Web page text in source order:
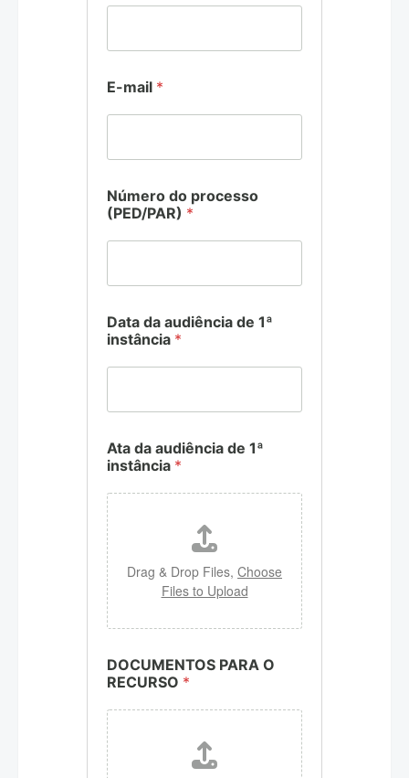
u
s
2
E-mail *
Número do processo
(PED/PAR) *
Data da audiência de 1ª
instância *
Ata da audiência de 1ª
instância *
Drag & Drop Files, Choose
Files to Upload
DOCUMENTOS PARA O
RECURSO *